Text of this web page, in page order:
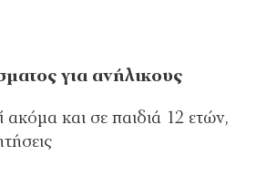
για ανήλικους
ακόµα και σε παιδιά 12 ετών,